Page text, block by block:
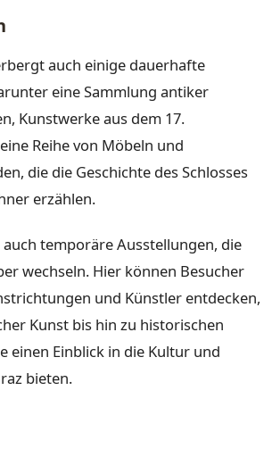
auch einige dauerhafte
eine Sammlung antiker
Kunstwerke aus dem 17.
Reihe von Möbeln und
die die Geschichte des Schlosses
erzählen.
temporäre Ausstellungen, die
wechseln. Hier können Besucher
und Künstler entdecken,
Kunst bis hin zu historischen
einen Einblick in die Kultur und
bieten.